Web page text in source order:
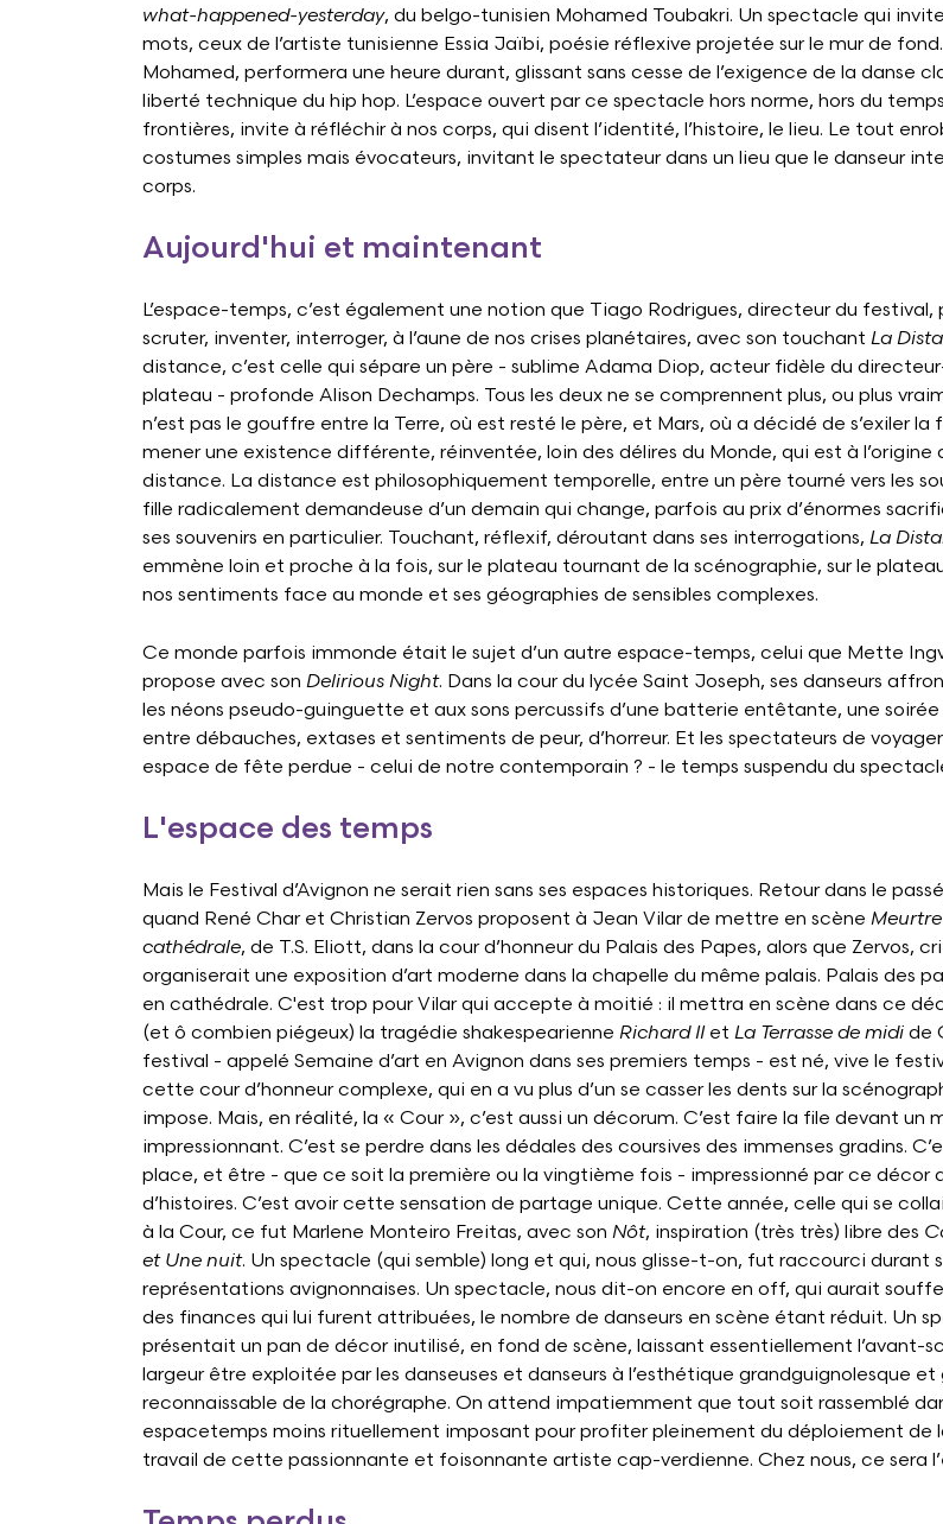
what-happened-yesterday, du belgo-tunisien Mohamed Toubakri. Un spectacle qui invite
mots, ceux de l’artiste tunisienne Essia Jaïbi, poésie réflexive projetée sur le mur de
Mohamed, performera une heure durant, glissant sans cesse de l’exigence de la danse
liberté technique du hip hop. L’espace ouvert par ce spectacle hors norme, hors du
frontières, invite à réfléchir à nos corps, qui disent l’identité, l’histoire, le lieu. Le tout
costumes simples mais évocateurs, invitant le spectateur dans un lieu que le danseur
corps.
Aujourd'hui et maintenant
L’espace-temps, c’est également une notion que Tiago Rodrigues, directeur du festival,
scruter, inventer, interroger, à l’aune de nos crises planétaires, avec son touchant La
distance, c’est celle qui sépare un père - sublime Adama Diop, acteur fidèle du
plateau - profonde Alison Dechamps. Tous les deux ne se comprennent plus, ou plus
n’est pas le gouffre entre la Terre, où est resté le père, et Mars, où a décidé de s’exiler la
mener une existence différente, réinventée, loin des délires du Monde, qui est à
distance. La distance est philosophiquement temporelle, entre un père tourné vers les
fille radicalement demandeuse d’un demain qui change, parfois au prix d’énormes
ses souvenirs en particulier. Touchant, réflexif, déroutant dans ses interrogations, La
emmène loin et proche à la fois, sur le plateau tournant de la scénographie, sur le
nos sentiments face au monde et ses géographies de sensibles complexes.
Ce monde parfois immonde était le sujet d’un autre espace-temps, celui que Mette
propose avec son Delirious Night. Dans la cour du lycée Saint Joseph, ses danseurs
les néons pseudo-guinguette et aux sons percussifs d’une batterie entêtante, une soirée
entre débauches, extases et sentiments de peur, d’horreur. Et les spectateurs de
espace de fête perdue - celui de notre contemporain ? - le temps suspendu du
L'espace des temps
Mais le Festival d’Avignon ne serait rien sans ses espaces historiques. Retour dans le
quand René Char et Christian Zervos proposent à Jean Vilar de mettre en scène
cathédrale, de T.S. Eliott, dans la cour d’honneur du Palais des Papes, alors que Zervos,
organiserait une exposition d’art moderne dans la chapelle du même palais. Palais des
en cathédrale. C'est trop pour Vilar qui accepte à moitié : il mettra en scène dans ce
(et ô combien piégeux) la tragédie shakespearienne Richard IIet La Terrasse de midi de
festival - appelé Semaine d’art en Avignon dans ses premiers temps - est né, vive le
cette cour d’honneur complexe, qui en a vu plus d’un se casser les dents sur la
impose. Mais, en réalité, la « Cour », c’est aussi un décorum. C’est faire la file devant un
impressionnant. C’est se perdre dans les dédales des coursives des immenses gradins.
place, et être - que ce soit la première ou la vingtième fois - impressionné par ce décor
d’histoires. C’est avoir cette sensation de partage unique. Cette année, celle qui se
à la Cour, ce fut Marlene Monteiro Freitas, avec son Nôt, inspiration (très très) libre des
et Une nuit. Un spectacle (qui semble) long et qui, nous glisse-t-on, fut raccourci durant
représentations avignonnaises. Un spectacle, nous dit-on encore en off, qui aurait
des finances qui lui furent attribuées, le nombre de danseurs en scène étant réduit. Un
présentait un pan de décor inutilisé, en fond de scène, laissant essentiellement l’avant-
largeur être exploitée par les danseuses et danseurs à l’esthétique grandguignolesque
reconnaissable de la chorégraphe. On attend impatiemment que tout soit rassemblé
espacetemps moins rituellement imposant pour profiter pleinement du déploiement de
travail de cette passionnante et foisonnante artiste cap-verdienne. Chez nous, ce sera